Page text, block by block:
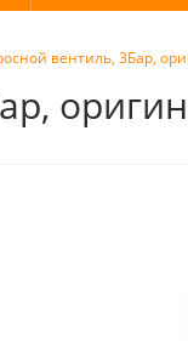
вентиль, 3Бар,